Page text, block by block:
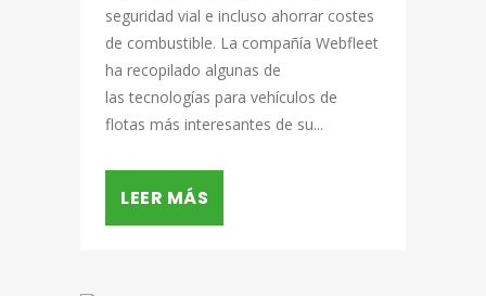
seguridad vial e incluso ahorrar costes
de combustible. La compañía Webfleet
ha recopilado algunas de
las tecnologías para vehículos de
flotas más interesantes de su...
LEER MÁS